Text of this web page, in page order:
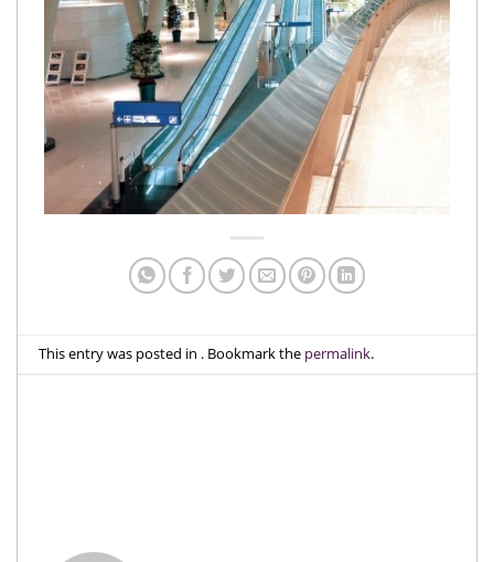
This entry was posted in . Bookmark the permalink.